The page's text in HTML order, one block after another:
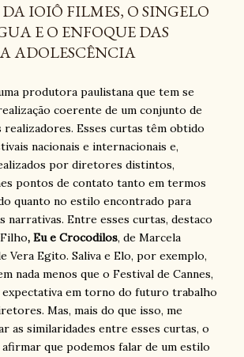
DA IOIÔ FILMES, O SINGELO
E O ENFOQUE DAS
ADOLESCÊNCIA
produtora paulistana que tem se
coerente de um conjunto de
realizadores. Esses curtas têm obtido
nacionais e internacionais e,
por diretores distintos,
pontos de contato tanto em termos
quanto no estilo encontrado para
narrativas. Entre esses curtas, destaco
, Eu e Crocodilos, de Marcela
Vera Egito. Saliva e Elo, por exemplo,
nada menos que o Festival de Cannes,
em torno do futuro trabalho
Mas, mais do que isso, me
as similaridades entre esses curtas, o
que podemos falar de um estilo